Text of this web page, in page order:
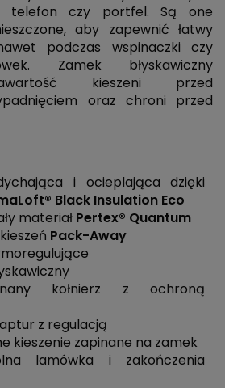
telefon czy portfel. Są one
aby zapewnić łatwy
podczas wspinaczki czy
Zamek błyskawiczny
kieszeni przed
oraz chroni przed
i ocieplająca dzięki
Black Insulation Eco
materiał Pertex® Quantum
Pack-Away
kołnierz z ochroną
z regulacją
kieszenie zapinane na zamek
lamówka i zakończenia